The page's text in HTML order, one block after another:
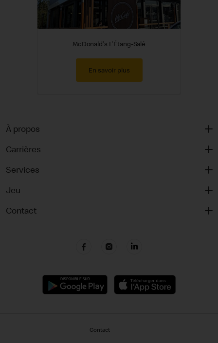
McDonald's L'Étang-Salé
En savoir plus
À propos
Carrières
Services
Jeu
Contact
Contact